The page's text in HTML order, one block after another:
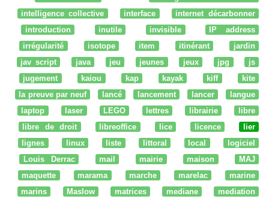
intelligence collective
interface
internet décarbonner
introduction
inutile invisible
IP address
irrégularité
isotope item itinérant
jardin
jav script
java jeu jeunes jeux jpg
js
jugement
kaiou kap kayak kiff
kite
la preuve par neuf
lancé lancement lancer
langue
laptop
laser LEGO lettres librairie
libre
libre de droit
libreoffice lice licence
lier
lignes
linux liste littoral local
logiciel
Louis Derrac
mail mairie maison
MAJ
maquette
marama marche marelac
marine
marins
Maslow matrices mediane
mediation